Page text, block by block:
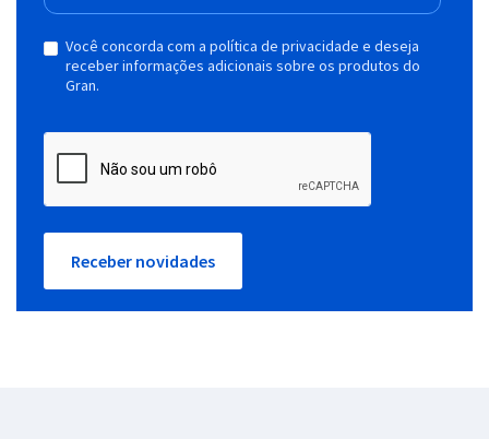
Você concorda com a política de privacidade e deseja
receber informações adicionais sobre os produtos do
Gran.
Receber novidades